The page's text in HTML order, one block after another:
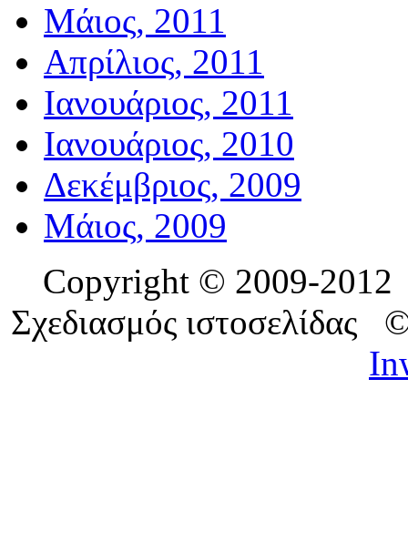
Μάιος, 2011
Απρίλιος, 2011
Ιανουάριος, 2011
Ιανουάριος, 2010
Δεκέμβριος, 2009
Μάιος, 2009
Copyright © 2009-
Σχεδιασμός